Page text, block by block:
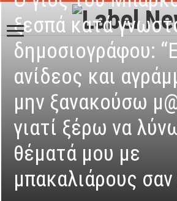
ξεσπά κατά
δημοσιογράφου:
ανίδεος και
μην ξανακούσω
γιατί ξέρω να
θέματά μου με
μπακαλιάρους